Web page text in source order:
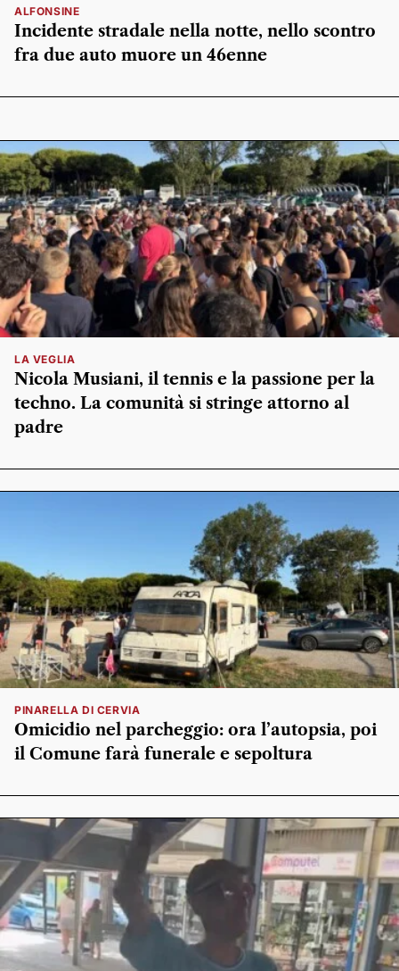
ALFONSINE
Incidente stradale nella notte, nello scontro
fra due auto muore un 46enne
LA VEGLIA
Nicola Musiani, il tennis e la passione per la
techno. La comunità si stringe attorno al
padre
PINARELLA DI CERVIA
Omicidio nel parcheggio: ora l’autopsia, poi
il Comune farà funerale e sepoltura